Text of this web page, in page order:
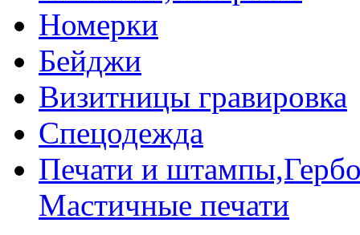
Номерки
Бейджи
Визитницы гравировка
Спецодежда
Печати и
Мастичные печати